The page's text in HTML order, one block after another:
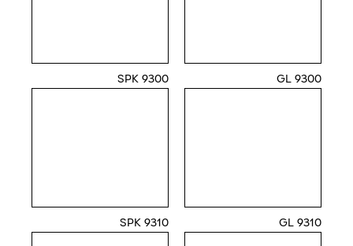
9300 GL
9300 SPK
9310 GL
9310 SPK